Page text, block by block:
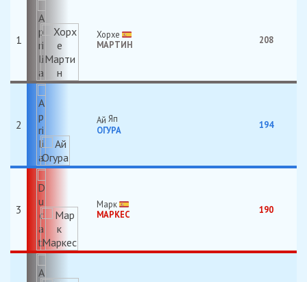
1
Хорхе
МАРТИН
208
2
Ай
ОГУРА
194
3
Марк
МАРКЕС
190